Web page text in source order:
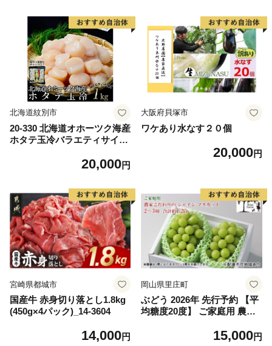
農家直送 期間限定 特産品 サ
イズミックス くらもとファー
ム 愛南町 愛媛県
北海道紋別市
20-330 北海道オホーツク海産
ホタテ玉冷バラエティサイズ
20,000円
大阪府貝塚市
ワケあり水なす２０個
20,000円
宮崎県都城市
国産牛 赤身切り落とし1.8kg
(450g×4パック)_14-3604
14,000円
岡山県里庄町
ぶどう 2026年 先行予約 【平
均糖度20度】 ご家庭用 農家
ット 2～3房 合計約1.2kg ブ
15,000円